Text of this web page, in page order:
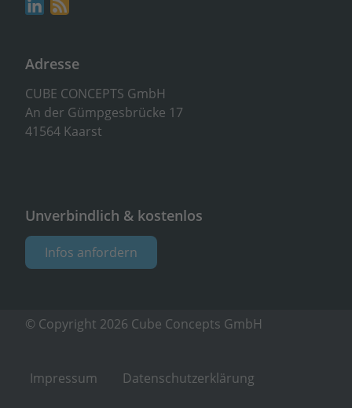
Adresse
CUBE CONCEPTS GmbH
An der Gümpgesbrücke 17
41564 Kaarst
Unverbindlich & kostenlos
Infos anfordern
© Copyright 2026 Cube Concepts GmbH
Impressum Datenschutzerklärung